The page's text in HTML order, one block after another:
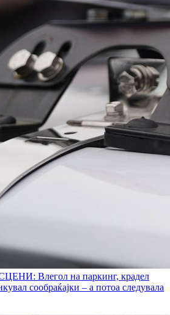
Влегол на паркинг, крадел
сообраќајки – а потоа следувала